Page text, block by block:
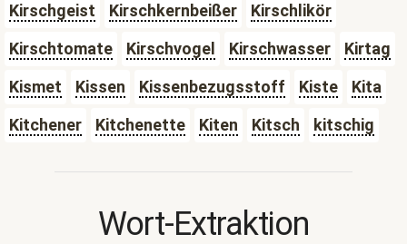
Kirschgeist
Kirschkernbeißer
Kirschlikör
Kirschtomate
Kirschvogel Kirschwasser
Kirtag
Kismet
Kissen Kissenbezugsstoff Kiste
Kita
Kitchener
Kitchenette Kiten Kitsch kitschig
Wort-Extraktion